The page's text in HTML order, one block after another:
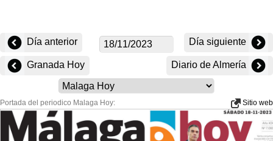
Día anterior Día siguiente
Granada Hoy Diario de Almería
Portada del periodico Malaga Hoy: Sitio web